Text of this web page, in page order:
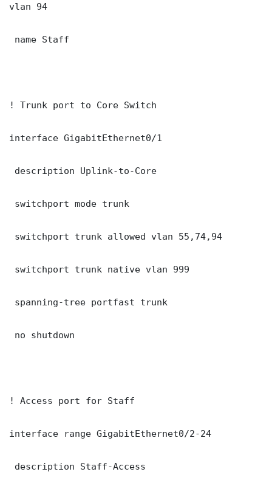
vlan 94
name Staff
! Trunk port to Core Switch
interface GigabitEthernet0/1
description Uplink-to-Core
switchport mode trunk
switchport trunk allowed vlan 55,74,94
switchport trunk native vlan 999
spanning-tree portfast trunk
no shutdown
! Access port for Staff
interface range GigabitEthernet0/2-24
description Staff-Access